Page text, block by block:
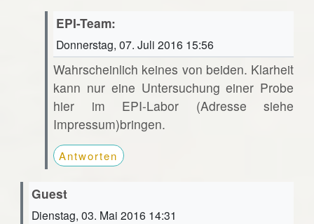
EPI-Team:
Donnerstag, 07. Juli 2016 15:56
Wahrscheinlich keines von beiden. Klarheit
kann nur eine Untersuchung einer Probe
hier im EPI-Labor (Adresse siehe
Impressum)bringen.
Antworten
Guest
Dienstag, 03. Mai 2016 14:31